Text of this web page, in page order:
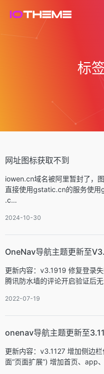
标
网址图标获取不到
iowen.cn域名被阿里暂封了，
直接使用gstatic.cn的服务使
.c…
2024-10-30
OneNav导航主题更新至
更新内容：v3.1919 修复登录
腾讯防水墙的评论开启验证后
2022-07-19
onenav导航主题更新至
更新内容：v3.1127 增加侧边栏
面“页面扩展”) 增加首页、app